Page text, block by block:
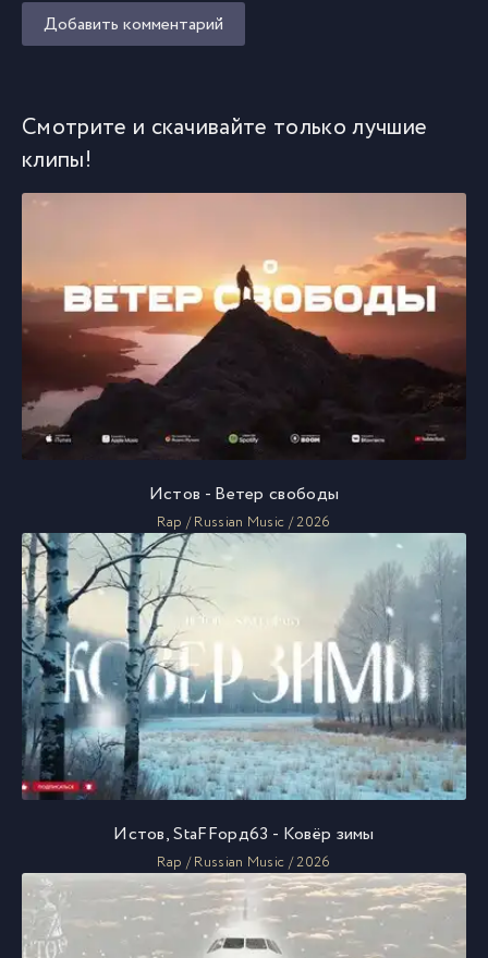
Добавить комментарий
Смотрите и скачивайте только лучшие
клипы!
Истов - Ветер свободы
Rap / Russian Music / 2026
Истов, StaFFорд63 - Ковёр зимы
Rap / Russian Music / 2026